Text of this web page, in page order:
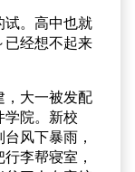
试。高中也就
已经想不起来
，大一被发配
院。新校
风下暴雨，
李帮寝室，